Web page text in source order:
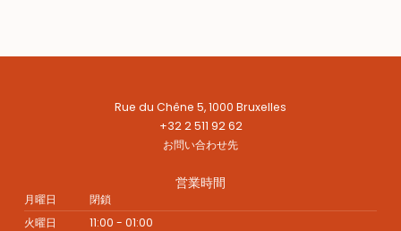
Rue du Chêne 5, 1000 Bruxelles
+32 2 511 92 62
お問い合わせ先
営業時間
月曜日
閉鎖
火曜日
11:00 - 01:00